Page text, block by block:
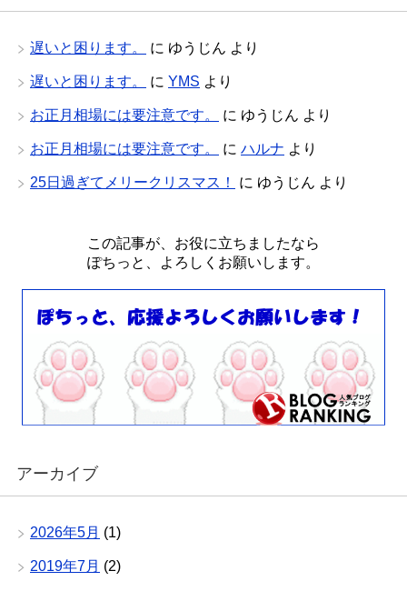
遅いと困ります。 に ゆうじん より
遅いと困ります。 に YMS より
お正月相場には要注意です。 に ゆうじん より
お正月相場には要注意です。 に ハルナ より
25日過ぎてメリークリスマス！ に ゆうじん より
この記事が、お役に立ちましたなら
ぽちっと、よろしくお願いします。
アーカイブ
2026年5月 (1)
2019年7月 (2)